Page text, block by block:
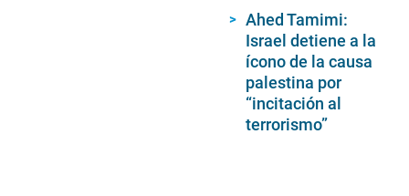
Ahed Tamimi:
Israel detiene a la
ícono de la causa
palestina por
“incitación al
terrorismo”